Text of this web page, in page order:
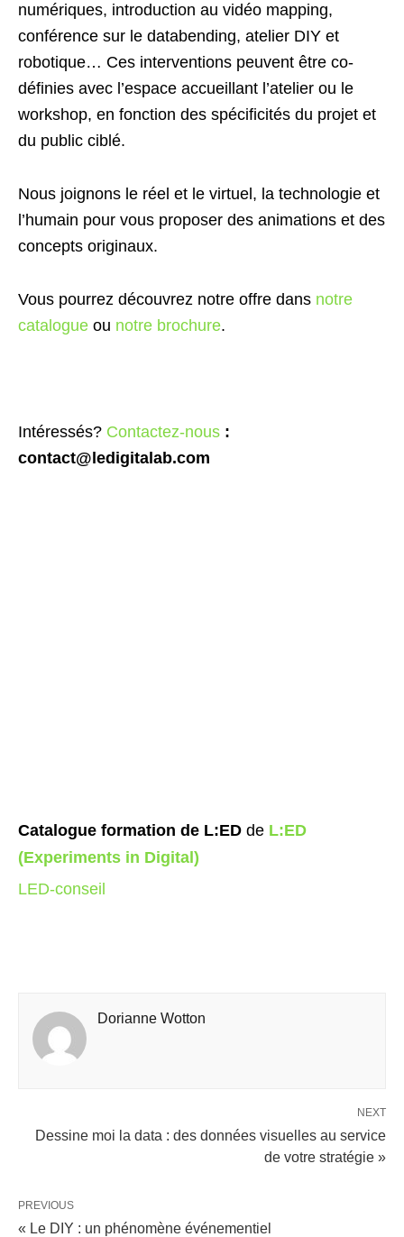
numériques, introduction au vidéo mapping,
conférence sur le databending, atelier DIY et
robotique… Ces interventions peuvent être co-
définies avec l’espace accueillant l’atelier ou le
workshop, en fonction des spécificités du projet et
du public ciblé.
Nous joignons le réel et le virtuel, la technologie et
l’humain pour vous proposer des animations et des
concepts originaux.
Vous pourrez découvrez notre offre dans notre
catalogue ou notre brochure.
Intéressés? Contactez-nous :
contact@ledigitalab.com
Catalogue formation de L:ED de L:ED
(Experiments in Digital)
LED-conseil
Dorianne Wotton
NEXT
Dessine moi la data : des données visuelles au service
de votre stratégie »
PREVIOUS
« Le DIY : un phénomène événementiel